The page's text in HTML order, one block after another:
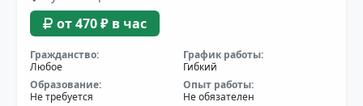
от 470 ₽ в час
Гражданство:
Любое
График работы:
Гибкий
Образование:
Не требуется
Опыт работы:
Не обязателен